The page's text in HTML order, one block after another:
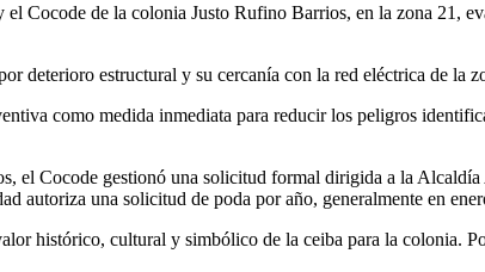
de la colonia Justo Rufino Barrios, en la zona 21,
deterioro estructural y su cercanía con la red eléctrica de la
como medida inmediata para reducir los peligros
el Cocode gestionó una solicitud formal dirigida a la
autoriza una solicitud de poda por año, generalmente en
histórico, cultural y simbólico de la ceiba para la colonia.